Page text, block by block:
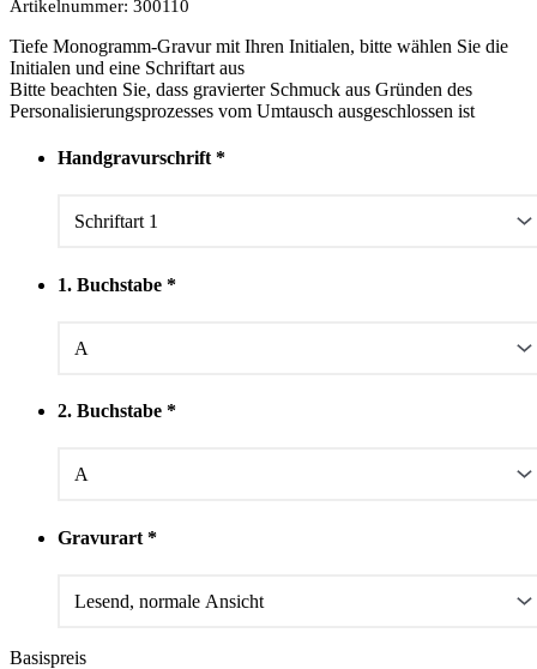
Artikelnummer: 300110
Tiefe Monogramm-Gravur mit Ihren Initialen, bitte wählen Sie die
Initialen und eine Schriftart aus
Bitte beachten Sie, dass gravierter Schmuck aus Gründen des
Personalisierungsprozesses vom Umtausch ausgeschlossen ist
Handgravurschrift *
1. Buchstabe *
2. Buchstabe *
Gravurart *
Basispreis